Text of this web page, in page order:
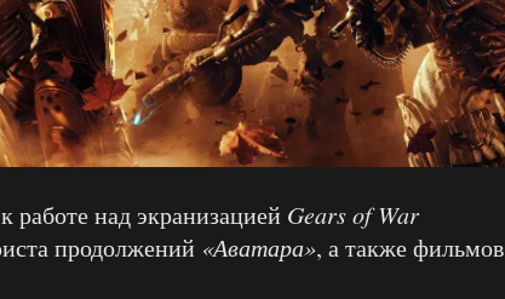
работе над экранизацией Gears of War
продолжений «Аватара», а также фильмов